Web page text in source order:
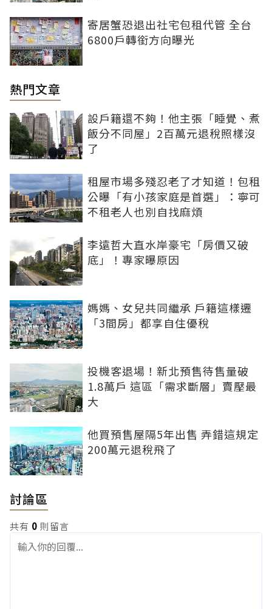
寄居蟹恐退出社宅包租代管 全台
6800戶轉銜方向曝光
熱門文章
設戶籍還不夠！他主張「睡覺、煮
飯分不同屋」2百萬元退稅照樣沒
了
租屋市場多殘忍老了才知道！包租
公曝「有小孩家庭是首選」：寧可
不租老人也別自找麻煩
李遠哲大直水岸豪宅「房價又破
底」！專家曝原因
媽媽、女兒共同繼承 戶籍這樣遷
「3間房」都享自住優稅
投機客退場！新北預售待售量破
1.8萬戶 這區「需求斷層」賣壓最
大
他買預售屋隔5年出售 弄錯這規定
200萬元退稅飛了
討論區
共有 0 則留言